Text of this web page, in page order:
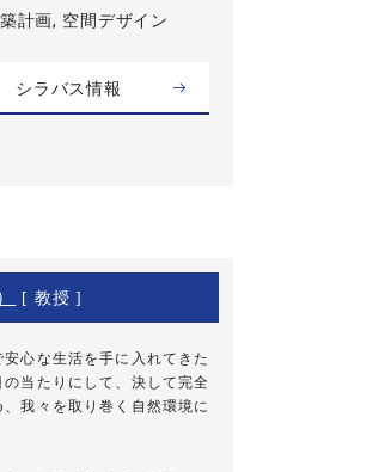
計画, 空間デザイン
シラバス情報
[ 教授 ]
心な生活を手に入れてきた
当たりにして、決して完全
我々を取り巻く自然環境に